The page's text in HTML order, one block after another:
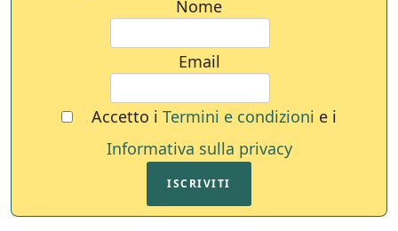
Nome
Email
Accetto i Termini e condizioni e i
Informativa sulla privacy
ISCRIVITI